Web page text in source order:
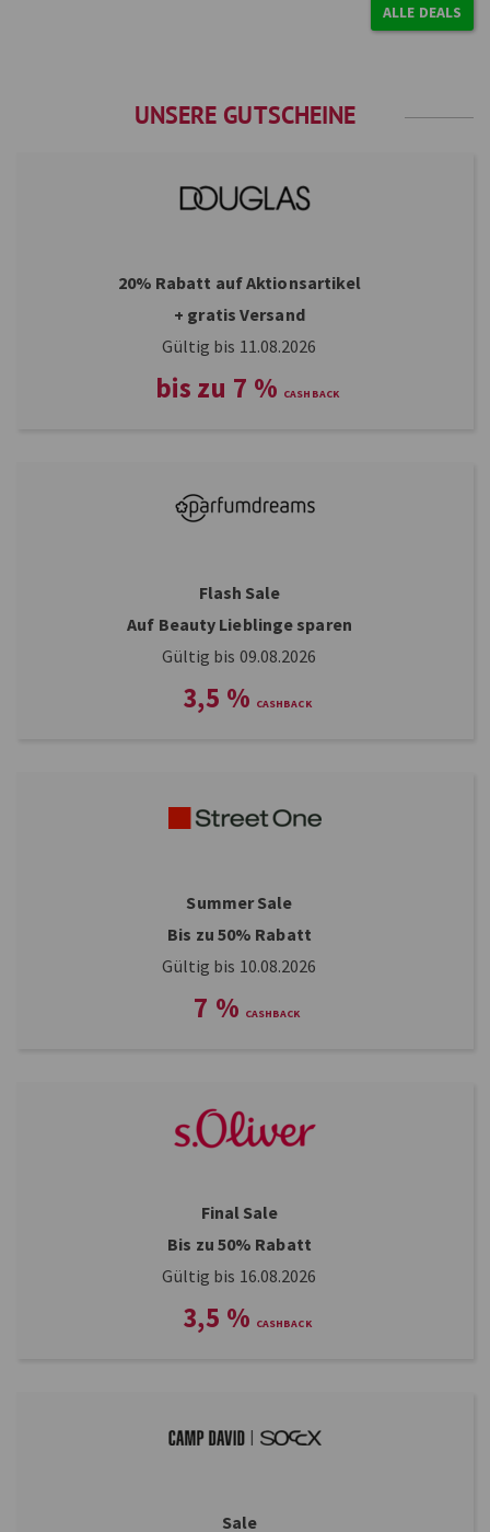
ALLE DEALS
UNSERE GUTSCHEINE
20% Rabatt auf Aktionsartikel
+ gratis Versand
Gültig bis 11.08.2026
bis zu 7 %
Flash Sale
Auf Beauty Lieblinge sparen
Gültig bis 09.08.2026
3,5 %
Summer Sale
Bis zu 50% Rabatt
Gültig bis 10.08.2026
7 %
Final Sale
Bis zu 50% Rabatt
Gültig bis 16.08.2026
3,5 %
Sale